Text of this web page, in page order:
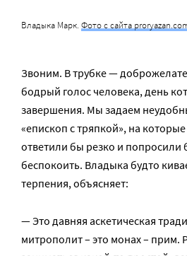
Владыка Марк. Фото с сайта
Звоним. В трубке —
бодрый голос человека, день
завершения. Мы задаем
«епископ с тряпкой», на
ответили бы резко и попросили
беспокоить. Владыка будто
терпения, объясняет:
— Это давняя аскетическая
митрополит – это монах – прим.